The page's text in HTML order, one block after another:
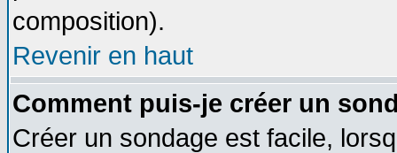
composition).
Revenir en haut
Comment puis-je créer un
Créer un sondage est facile,